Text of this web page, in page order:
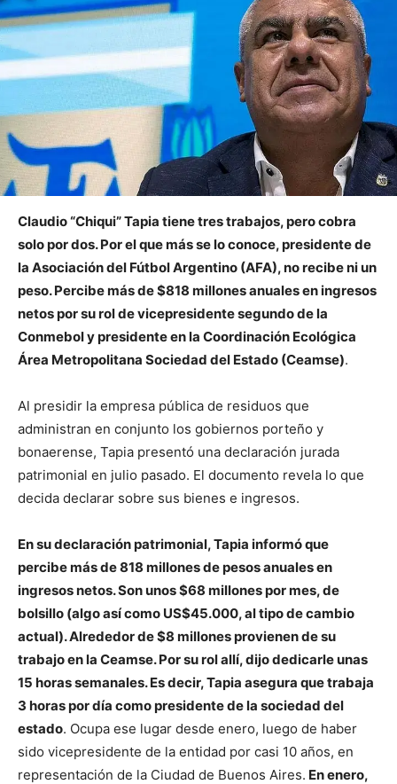
Claudio “Chiqui” Tapia tiene tres trabajos, pero cobra
solo por dos. Por el que más se lo conoce, presidente de
la Asociación del Fútbol Argentino (AFA), no recibe ni un
peso. Percibe más de $818 millones anuales en ingresos
netos por su rol de vicepresidente segundo de la
Conmebol y presidente en la Coordinación Ecológica
Área Metropolitana Sociedad del Estado (Ceamse).
Al presidir la empresa pública de residuos que
administran en conjunto los gobiernos porteño y
bonaerense, Tapia presentó una declaración jurada
patrimonial en julio pasado. El documento revela lo que
decida declarar sobre sus bienes e ingresos.
En su declaración patrimonial, Tapia informó que
percibe más de 818 millones de pesos anuales en
ingresos netos. Son unos $68 millones por mes, de
bolsillo (algo así como US$45.000, al tipo de cambio
actual). Alrededor de $8 millones provienen de su
trabajo en la Ceamse. Por su rol allí, dijo dedicarle unas
15 horas semanales. Es decir, Tapia asegura que trabaja
3 horas por día como presidente de la sociedad del
estado. Ocupa ese lugar desde enero, luego de haber
sido vicepresidente de la entidad por casi 10 años, en
representación de la Ciudad de Buenos Aires. En enero,